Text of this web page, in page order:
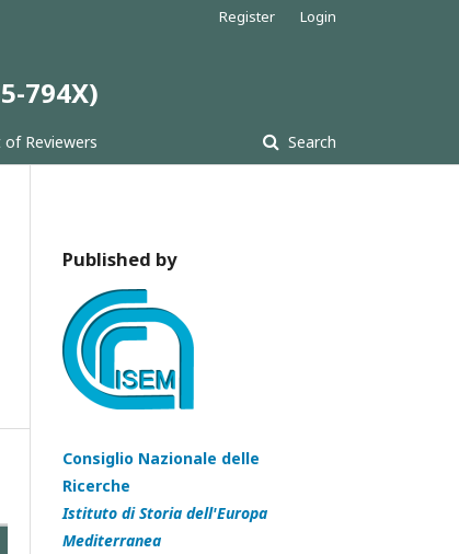
794X)
of Reviewers Search
Register Login
Published by
Consiglio Nazionale delle
Ricerche
Istituto di Storia dell'Europa
Mediterranea